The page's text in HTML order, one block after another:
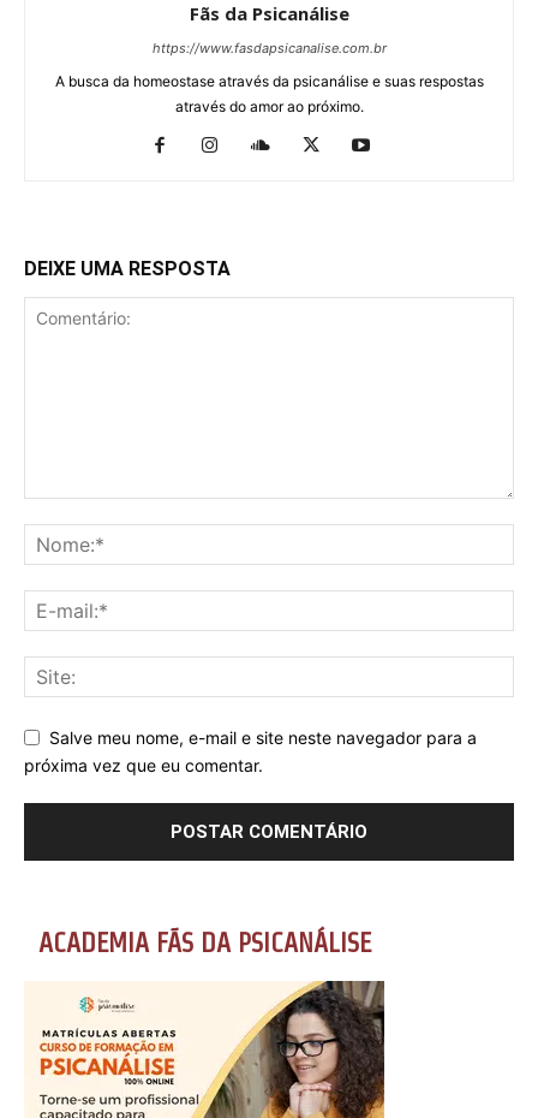
Fãs da Psicanálise
https://www.fasdapsicanalise.com.br
A busca da homeostase através da psicanálise e suas respostas
através do amor ao próximo.
DEIXE UMA RESPOSTA
Salve meu nome, e-mail e site neste navegador para a
próxima vez que eu comentar.
ACADEMIA FÃS DA PSICANÁLISE